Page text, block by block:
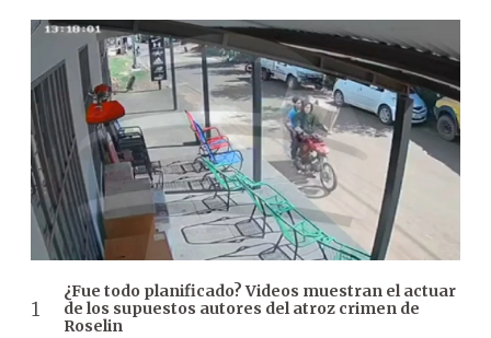
¿Fue todo planificado? Videos muestran el actuar
de los supuestos autores del atroz crimen de
Roselin